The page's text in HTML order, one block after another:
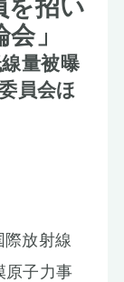
招い
」
量被曝
員会ほ
放射線
原子力事